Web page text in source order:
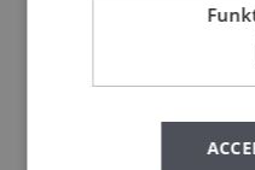
AALBÆK ØKO